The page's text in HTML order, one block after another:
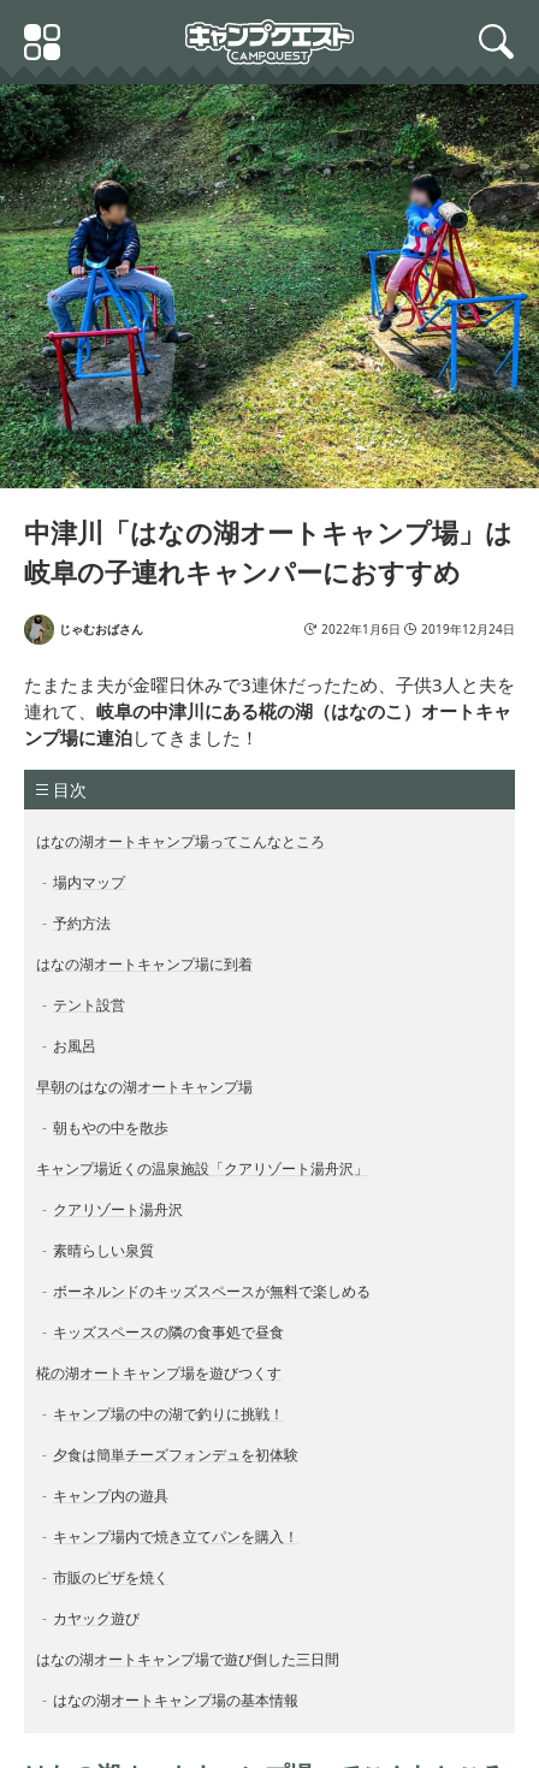
Primary
Menu
search
中津川「はなの湖オートキャンプ場」は
岐阜の子連れキャンパーにおすすめ
じゃむおばさん 2022年1月6日 2019年12月24日
たまたま夫が金曜日休みで3連休だったため、子供3人と夫を
連れて、 岐阜の中津川にある椛の湖（はなのこ）オートキャ
ンプ場に連泊してきました！
目次
はなの湖オートキャンプ場ってこんなところ
場内マップ
予約方法
はなの湖オートキャンプ場に到着
テント設営
お風呂
早朝のはなの湖オートキャンプ場
朝もやの中を散歩
キャンプ場近くの温泉施設「クアリゾート湯舟沢」
クアリゾート湯舟沢
素晴らしい泉質
ボーネルンドのキッズスペースが無料で楽しめる
キッズスペースの隣の食事処で昼食
椛の湖オートキャンプ場を遊びつくす
キャンプ場の中の湖で釣りに挑戦！
夕食は簡単チーズフォンデュを初体験
キャンプ内の遊具
キャンプ場内で焼き立てパンを購入！
市販のピザを焼く
カヤック遊び
はなの湖オートキャンプ場で遊び倒した三日間
はなの湖オートキャンプ場の基本情報